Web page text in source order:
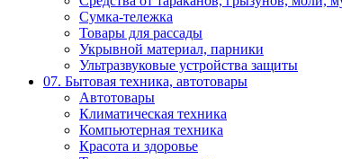
Сумка-тележка
Товары для рассады
Укрывной материал, парники
Ультразвуковые устройства защиты
07. Бытовая техника, автотовары
Автотовары
Климатическая техника
Компьютерная техника
Красота и здоровье